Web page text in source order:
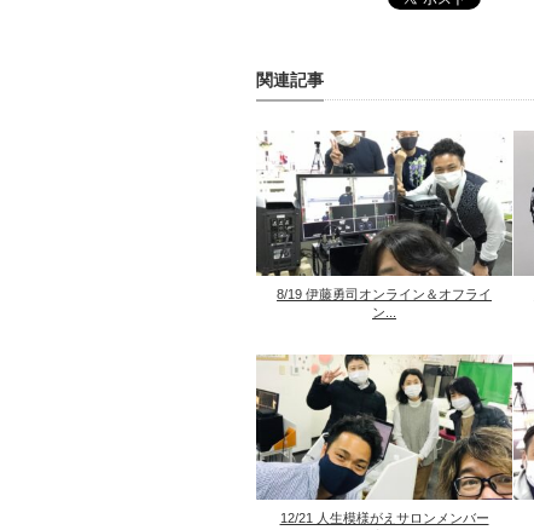
関連記事
8/19 伊藤勇司オンライン＆オフライ
ン...
12/21 人生模様がえサロンメンバー